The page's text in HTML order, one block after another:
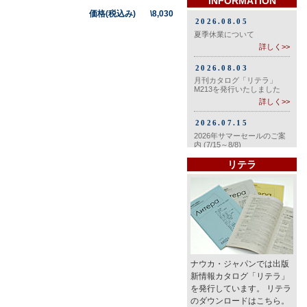
価格(税込み) \8,030
リテラ
ナウカ・ジャパンでは出版
新情報カタログ「リテラ」
を発行しています。 リテラ
のダウンロードはこちら。